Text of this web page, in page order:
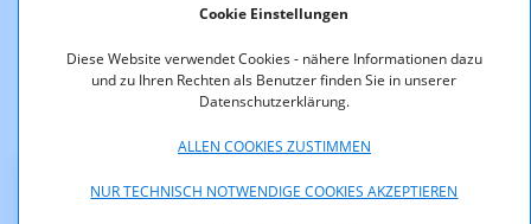
Cookie Einstellungen
Diese Website verwendet Cookies - nähere Informationen dazu
und zu Ihren Rechten als Benutzer finden Sie in unserer
Datenschutzerklärung.
ALLEN COOKIES ZUSTIMMEN
NUR TECHNISCH NOTWENDIGE COOKIES AKZEPTIEREN
2. § 5 Abs. 1 iVm § 4 Abs. 1, 2 MedKF-TG iVm § 9 Abs. 1 VStG.
Der Bescheid ist rechtskräftig.
Anmerkung: Das Format des veröffentlichten
Straferkenntnisses entspricht nicht dem Original.
Downloads